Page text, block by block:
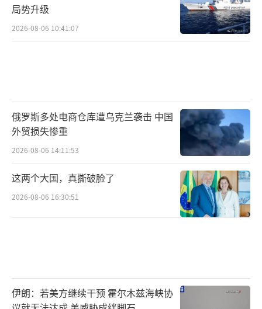
局势升级
2026-08-06 10:41:07
俄罗斯多处电商仓库遭乌克兰袭击 中国
外贸损失惨重
2026-08-06 14:11:53
这两个大国，真撕破脸了
2026-08-06 16:30:51
伊朗：若美方继续干预 霍尔木兹海峡协